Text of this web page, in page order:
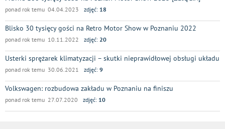
ponad rok temu 04.04.2023 zdjęć: 18
Blisko 30 tysięcy gości na Retro Motor Show w Poznaniu 2022
ponad rok temu 10.11.2022 zdjęć: 20
Usterki sprężarek klimatyzacji – skutki nieprawidłowej obsługi układu
ponad rok temu 30.06.2021 zdjęć: 9
Volkswagen: rozbudowa zakładu w Poznaniu na finiszu
ponad rok temu 27.07.2020 zdjęć: 10